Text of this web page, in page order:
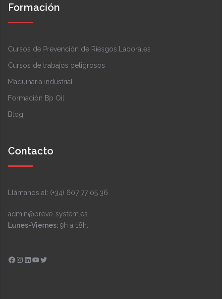
Formación
Cursos de Prevención de Riesgos Laborales
Cursos de trabajos peligrosos
Maquinaria industrial
Formación Bp Oil
Blog
Contacto
Llámanos al: (+34) 607 77 05 36
admin@preve-system.es
Lunes-Viernes: 9h a 18h.